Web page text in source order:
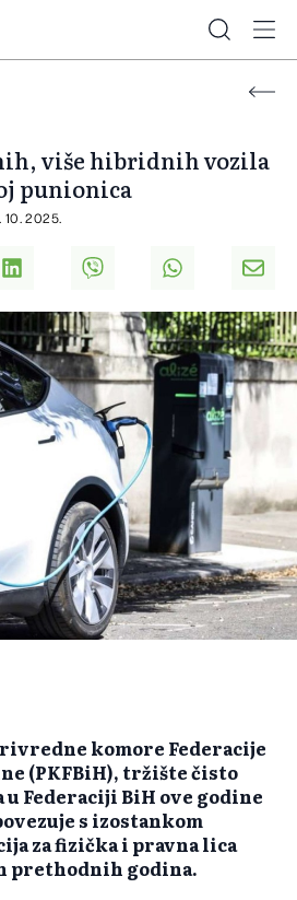
više hibridnih vozila
punionica
10. 2025.
komore Federacije
(PKFBiH), tržište čisto
Federaciji BiH ove godine
s izostankom
za fizička i pravna lica
prethodnih godina.